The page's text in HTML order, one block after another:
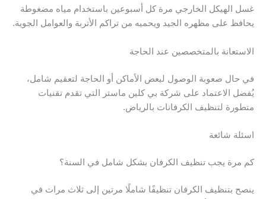
غسل الهيكل الخارجي مرة كل أسبوعين باستخدام مياه مضغوطة
يحافظ على مظهره الجيد ويحميه من تراكم الأتربة والعوامل الجوية.
الاستعانة بالمتخصصين عند الحاجة
في حال صعوبة الوصول لبعض الأماكن أو الحاجة لتعقيم شامل،
يُفضل الاعتماد على شركة بي كلين ماستر التي تقدم تقنيات
متطورة لتنظيف الكرفانات بالرياض.
اسئلة شائعة
كم مرة يجب تنظيف الكرفان بشكل شامل في السنة؟
ينصح بتنظيف الكرفان تنظيفًا شاملًا مرتين إلى ثلاث مرات في